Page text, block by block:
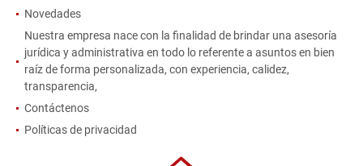
Novedades
Nuestra empresa nace con la finalidad de brindar una asesoría
jurídica y administrativa en todo lo referente a asuntos en bien
raíz de forma personalizada, con experiencia, calidez,
transparencia,
Contáctenos
Políticas de privacidad